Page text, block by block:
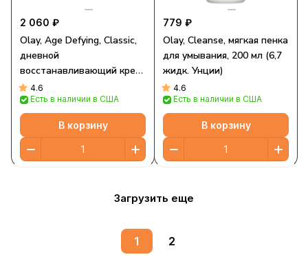
2 060 ₽
Olay, Age Defying, Classic,
дневной
восстанавливающий крем,
60 мл (2 жидк. унции)
4.6
Есть в наличии в США
В корзину
779 ₽
Olay, Cleanse, мягкая пенка
для умывания, 200 мл (6,7
жидк. Унции)
4.6
Есть в наличии в США
В корзину
Загрузить еще
1 2